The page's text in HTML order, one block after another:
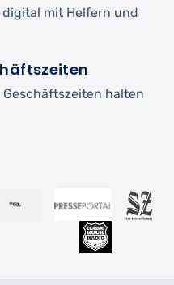
mit Helfern und
halten